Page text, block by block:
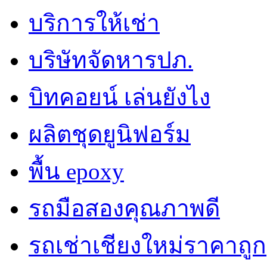
บริการให้เช่า
บริษัทจัดหารปภ.
บิทคอยน์ เล่นยังไง
ผลิตชุดยูนิฟอร์ม
พื้น epoxy
รถมือสองคุณภาพดี
รถเช่าเชียงใหม่ราคาถูก